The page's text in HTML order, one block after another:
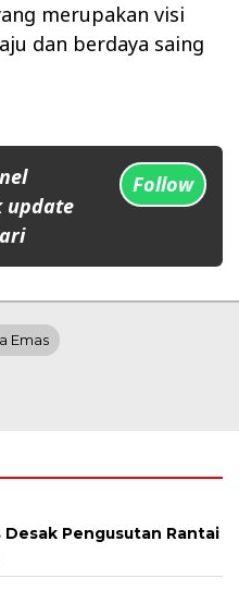
merupakan visi
dan berdaya saing
update
Follow
Emas
Pengusutan Rantai